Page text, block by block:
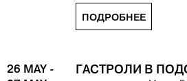
ПОДРОБНЕЕ
26 MAY -
ГАСТРОЛИ В